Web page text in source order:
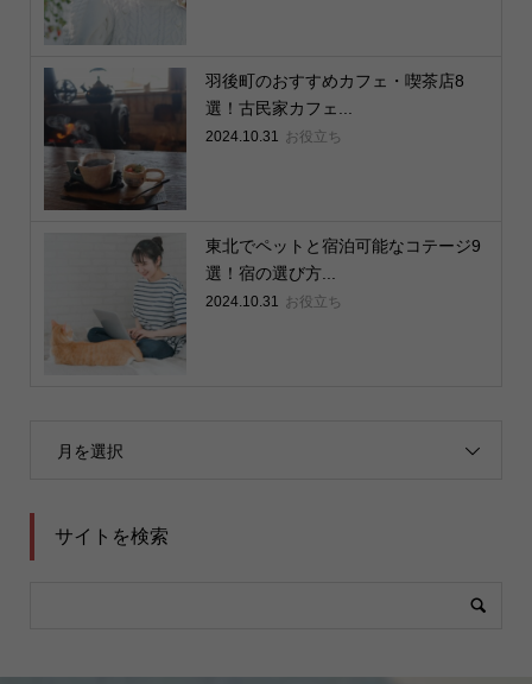
羽後町のおすすめカフェ・喫茶店8
選！古民家カフェ...
2024.10.31 お役立ち
東北でペットと宿泊可能なコテージ9
選！宿の選び方...
2024.10.31 お役立ち
月を選択
サイトを検索